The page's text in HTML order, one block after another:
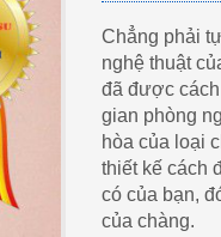
Chẳng phải
nghệ thuật
đã được
gian phòng
hòa của loại
thiết kế cách
có của bạn,
của chàng.